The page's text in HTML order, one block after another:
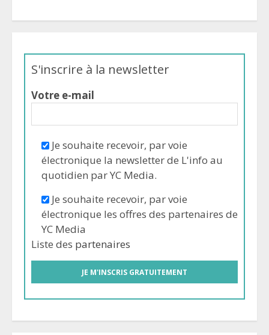
S'inscrire à la newsletter
Votre e-mail
Je souhaite recevoir, par voie
électronique la newsletter de L'info au
quotidien par YC Media.
Je souhaite recevoir, par voie
électronique les offres des partenaires de
YC Media
Liste des partenaires